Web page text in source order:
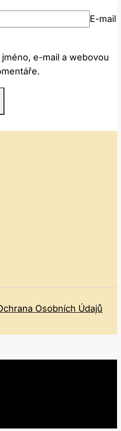
E-mail
e-mail a webovou
Osobních Údajů